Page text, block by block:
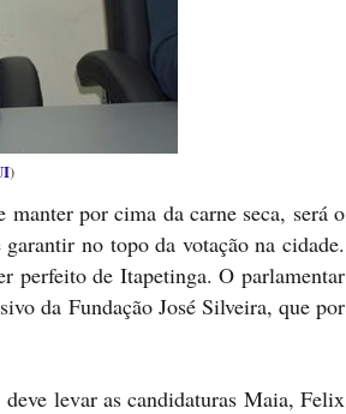
)
por cima da carne seca, será o
no topo da votação na cidade.
perfeito de Itapetinga. O parlamentar
da Fundação José Silveira, que por
levar as candidaturas Maia, Felix